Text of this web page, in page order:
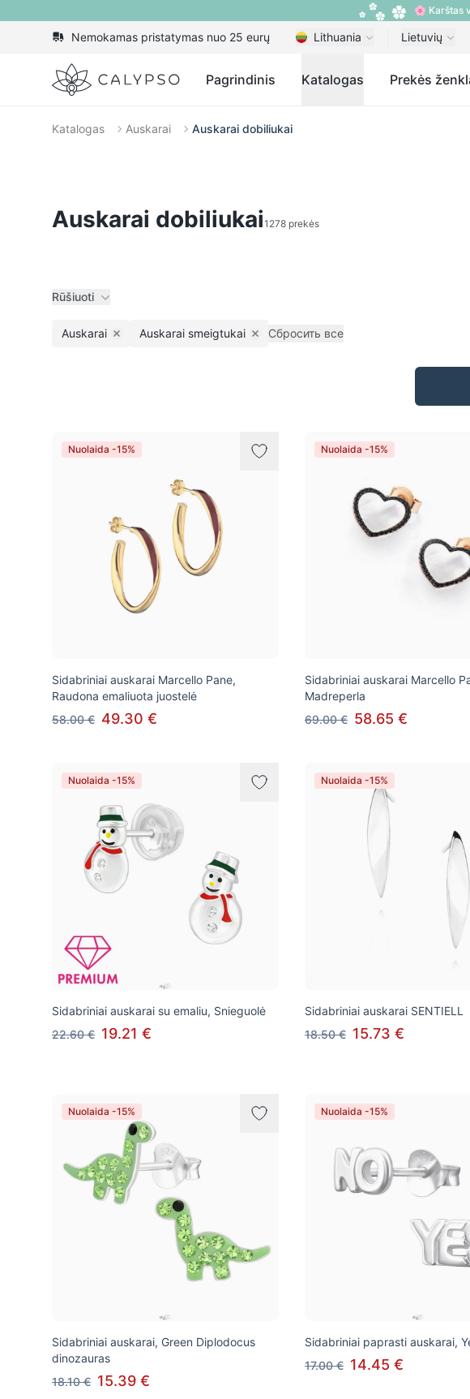
🌸 Karštas
Nemokamas pristatymas nuo 25 eurų Lithuania Lietuvių
Calypso Pagrindinis Katalogas Prekės
Katalogas Auskarai Auskarai dobiliukai
Auskarai dobiliukai1278 prekės
Rūšiuoti
Auskarai Remove filter
Auskarai smeigtukai Remove filter
Сбросить все
Nuolaida -15%
Sidabriniai auskarai Marcello Pane,
Raudona emaliuota juostelė
58.00 € 49.30 €
Nuolaida -15%
Sidabriniai auskarai Marcello
Madreperla
69.00 € 58.65 €
Nuolaida -15%
Sidabriniai auskarai su emaliu, Snieguolė
22.60 € 19.21 €
Nuolaida -15%
Sidabriniai auskarai SENTIELL
18.50 € 15.73 €
Nuolaida -15%
Sidabriniai auskarai, Green Diplodocus
dinozauras
18.10 € 15.39 €
Nuolaida -15%
Sidabriniai paprasti auskarai,
17.00 € 14.45 €